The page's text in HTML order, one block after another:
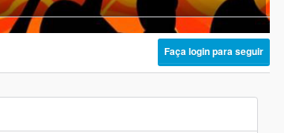
Faça login para seguir